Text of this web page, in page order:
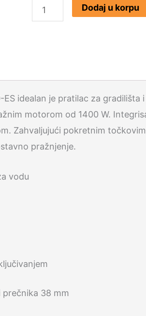
Scheppach
usisivač
ASP50-
ES
količina
Dodaj u korpu
idealan je pratilac za gradilišta
motorom od 1400 W.
Zahvaljujući pokretnim
pražnjenje.
vodu
prečnika 38 mm